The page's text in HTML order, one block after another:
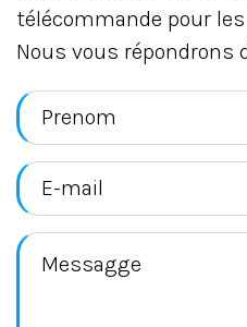
télécommande pour
Nous vous répondrons